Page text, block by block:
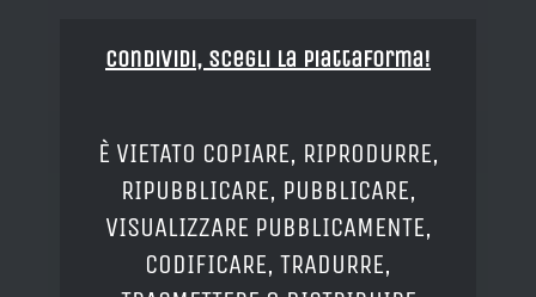
Condividi, Scegli la piattaforma!
È VIETATO COPIARE, RIPRODURRE,
RIPUBBLICARE, PUBBLICARE,
VISUALIZZARE PUBBLICAMENTE,
CODIFICARE, TRADURRE,